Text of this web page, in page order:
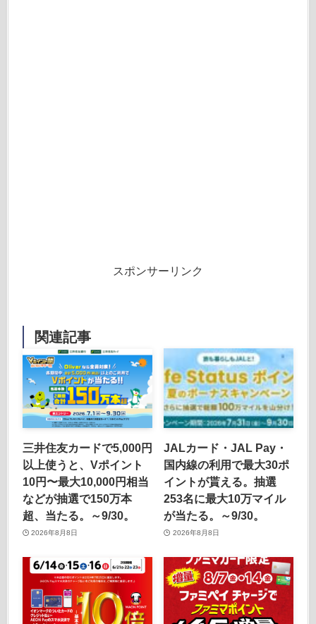
スポンサーリンク
関連記事
三井住友カードで5,000円
以上使うと、Vポイント
10円〜最大10,000円相当
などが抽選で150万本
超、当たる。～9/30。
2026年8月8日
JALカード・JAL Pay・
国内線の利用で最大30ポ
イントが貰える。抽選
253名に最大10万マイル
が当たる。～9/30。
2026年8月8日